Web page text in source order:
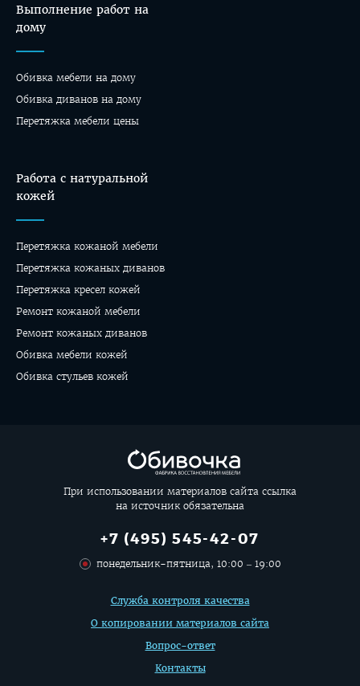
Выполнение работ на
дому
Обивка мебели на дому
Oбивка диванов на дому
Перетяжка мебели цены
Работа с натуральной
кожей
Перетяжка кожаной мебели
Перетяжка кожаных диванов
Перетяжка кресел кожей
Ремонт кожаной мебели
Ремонт кожаных диванов
Обивка мебели кожей
Обивка стульев кожей
Дополнительная
информация
Служба контроля качества
О копировании материалов сайта
Вопрос-ответ
Контакты
При использовании материалов сайта ссылка
на источник обязательна
+7 (495) 545-42-07
понедельник-пятница, 10:00 – 19:00